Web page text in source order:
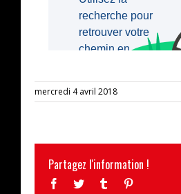
mercredi 4 avril 2018
Partagez l'information !
Facebook
Twitter Tumblr